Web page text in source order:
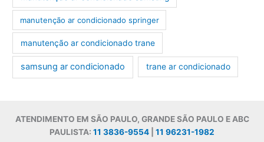
manutenção ar condicionado springer
manutenção ar condicionado trane
samsung ar condicionado trane ar condicionado
ATENDIMENTO EM SÃO PAULO, GRANDE SÃO PAULO E ABC
PAULISTA: 11 3836-9554 11 96231-1982